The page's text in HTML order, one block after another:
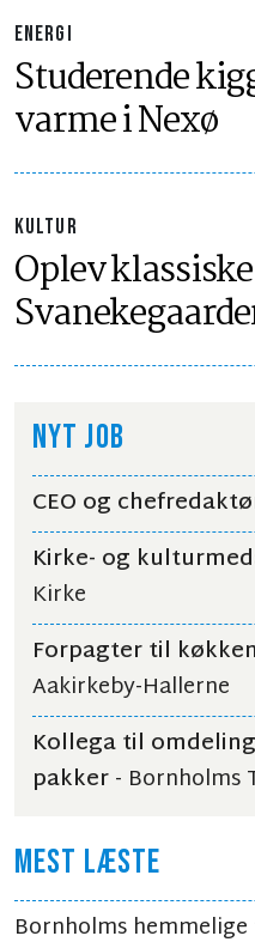
ENERGI
Studerende
varme i Nexø
KULTUR
Oplev
NYT JOB
CEO og
Kirke- og
Kirke
Forpagter til
Aakirkeby-Hallerne
Kollega til
pakker- Bornholms
MEST LÆSTE
Bornholms